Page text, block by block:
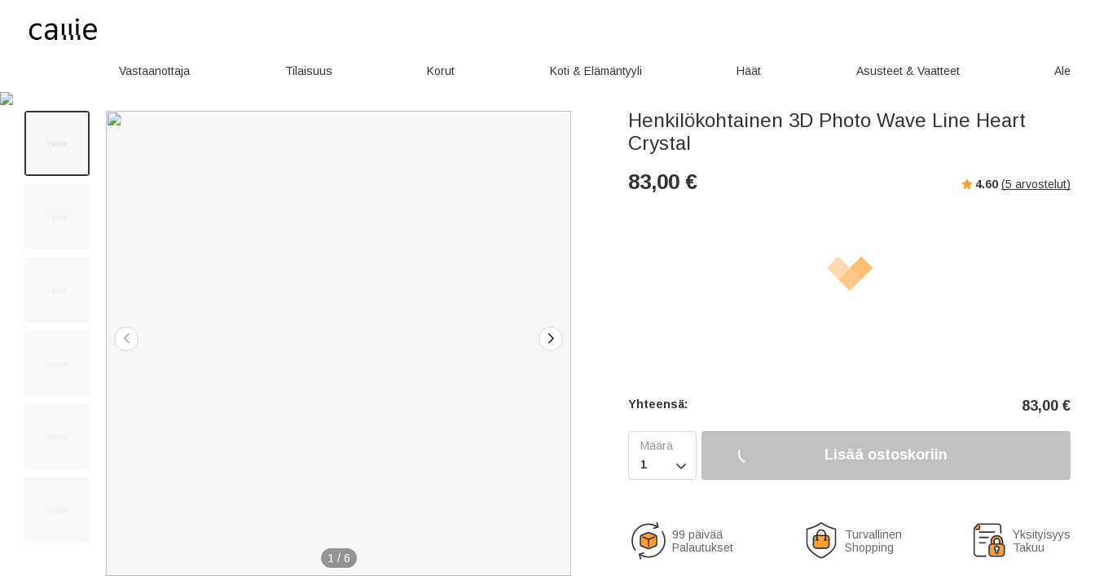
Vastaanottaja Tilaisuus Korut Koti & Elämäntyyli Häät Asusteet & Vaatteet Ale
1 / 6
Henkilökohtainen 3D Photo Wave Line Heart
Crystal
83,00 € 4.60 (5 arvostelut)
Yhteensä: 83,00 €

Lisää ostoskoriin
99 päivää
Palautukset
Turvallinen
Shopping
Yksityisyys
Takuu